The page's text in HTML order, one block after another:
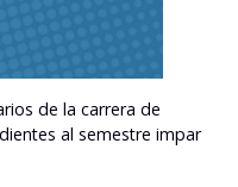
de la carrera de
al semestre impar